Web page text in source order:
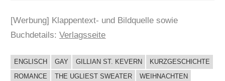
[Werbung] Klappentext- und Bildquelle sowie
Buchdetails:Verlagsseite
BUCHIGES
ENGLISCH GAY GILLIAN ST. KEVERN
KURZGESCHICHTE
ROMANCE
THE UGLIEST SWEATER WEIHNACHTEN